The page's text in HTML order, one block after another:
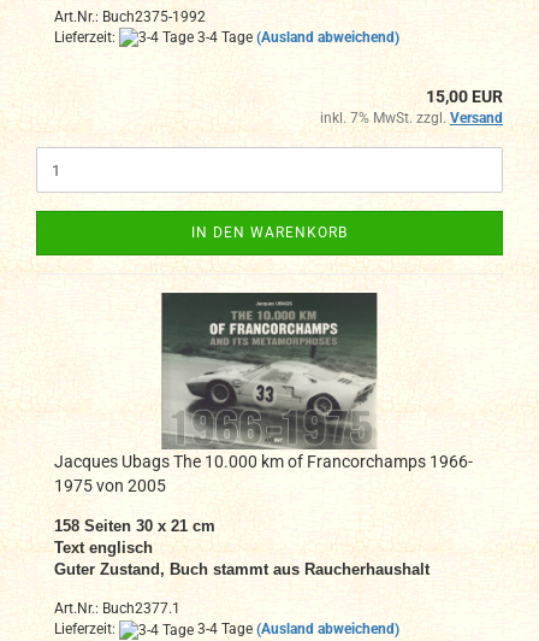
Art.Nr.: Buch2375-1992
Lieferzeit:
3-4 Tage (Ausland abweichend)
15,00 EUR
inkl. 7% MwSt. zzgl. Versand
IN DEN WARENKORB
Jacques Ubags The 10.000 km of Francorchamps 1966-
1975 von 2005
158 Seiten 30 x 21 cm
Text englisch
Guter Zustand, Buch stammt aus Raucherhaushalt
Art.Nr.: Buch2377.1
Lieferzeit:
3-4 Tage (Ausland abweichend)